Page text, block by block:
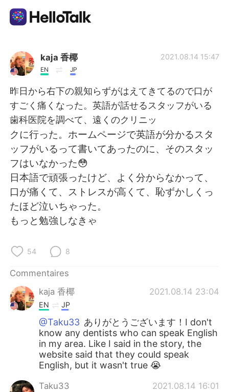
Appli d'échange linguistique
AI Grammar Checker
Français
English 简体中文
繁體中文 Español
العربية Deutsch
Русский
Indonesia
Türkçe
Português
kaja 香椰
EN JP
2021.08.14 15:47
昨日から右下の親知らずがはえてきてるので口が
すごく痛くなった。英語が話せるスタッフがいる
歯科医院を調べて、遠くのクリニッ
クに行った。ホームページで英語が分かるスタ
ッフがいるって書いてあったのに、そのスタッ
フはいなかった😳
日本語で頑張ったけど、よく分からなかって、
口が痛くて、ストレスが高くて、恥ずかしくっ
たほど泣いちゃった。
もっと勉強しなきゃ
54 8
Commentaires
kaja 香椰
2021.08.14 23:04
EN JP
@Taku33 ありがとうございます！I don't
know any dentists who can speak English
in my area. Like I said in the story, the
website said that they could speak
English, but it wasn't true 😭
Taku33 2021.08.14 16:01